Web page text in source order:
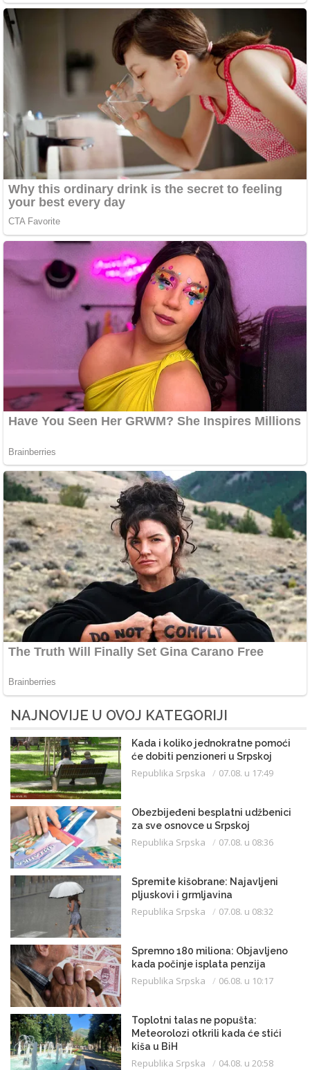
NAJNOVIJE U OVOJ KATEGORIJI
Kada i koliko jednokratne pomoći
će dobiti penzioneri u Srpskoj
Republika Srpska 07.08. u 17:49
Obezbijeđeni besplatni udžbenici
za sve osnovce u Srpskoj
Republika Srpska 07.08. u 08:36
Spremite kišobrane: Najavljeni
pljuskovi i grmljavina
Republika Srpska 07.08. u 08:32
Spremno 180 miliona: Objavljeno
kada počinje isplata penzija
Republika Srpska 06.08. u 10:17
Toplotni talas ne popušta:
Meteorolozi otkrili kada će stići
kiša u BiH
Republika Srpska 04.08. u 20:58